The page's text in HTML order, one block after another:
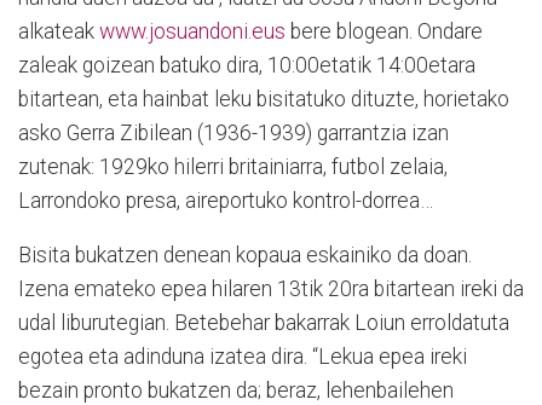
alkateak www.josuandoni.eus bere blogean. Ondare
zaleak goizean batuko dira, 10:00etatik 14:00etara
bitartean, eta hainbat leku bisitatuko dituzte, horietako
asko Gerra Zibilean (1936-1939) garrantzia izan
zutenak: 1929ko hilerri britainiarra, futbol zelaia,
Larrondoko presa, aireportuko kontrol-dorrea…
Bisita bukatzen denean kopaua eskainiko da doan.
Izena emateko epea hilaren 13tik 20ra bitartean ireki da
udal liburutegian. Betebehar bakarrak Loiun erroldatuta
egotea eta adinduna izatea dira. “Lekua epea ireki
bezain pronto bukatzen da; beraz, lehenbailehen